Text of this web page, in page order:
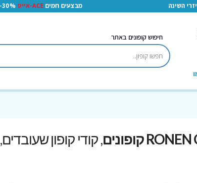
מבצעים חמיםACE-אייס 30%-50%!!! לחצו למעבר
חיפוש קופונים באתר
, קודי קופון